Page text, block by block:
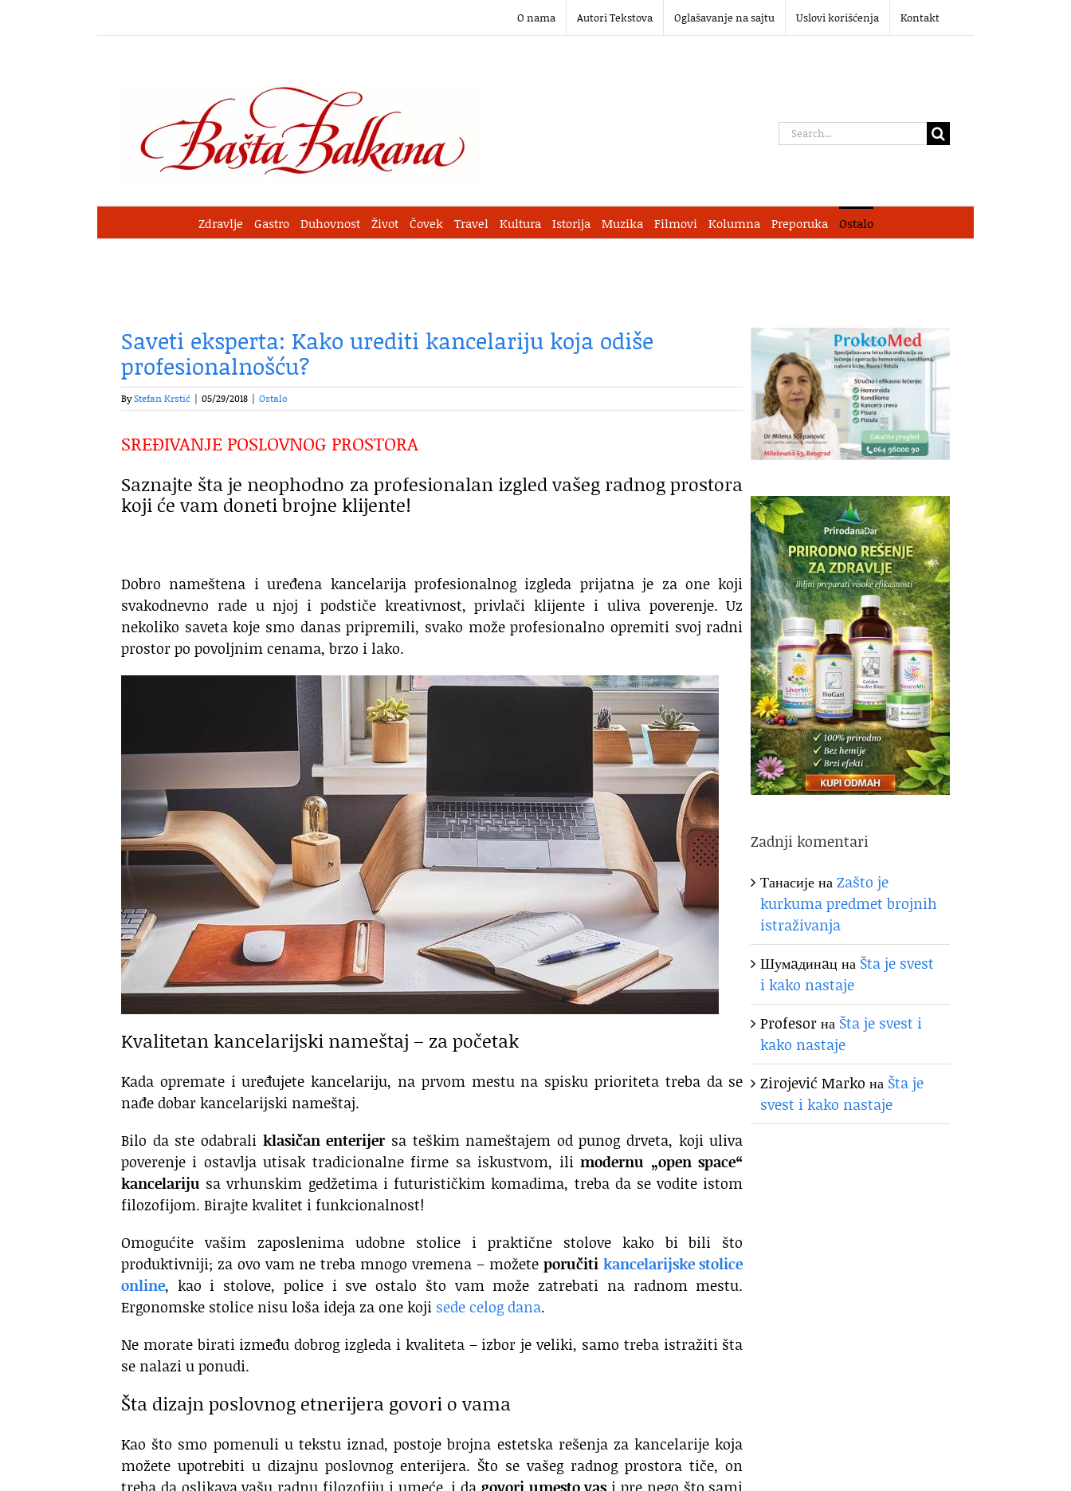
O nama Autori Tekstova Oglašavanje na sajtu Uslovi korišćenja Kontakt
Search
Zdravlje Gastro Duhovnost Život Čovek Travel Kultura Istorija Muzika Filmovi Kolumna Preporuka Ostalo
Saveti eksperta: Kako urediti kancelariju koja odiše
profesionalnošću?
ByStefan Krstić | 05/29/2018 | Ostalo
SREĐIVANJE POSLOVNOG PROSTORA
Saznajte šta je neophodno za profesionalan izgled vašeg radnog prostora
koji će vam doneti brojne klijente!
Dobro nameštena i uređena kancelarija profesionalnog izgleda prijatna je za one koji
svakodnevno rade u njoj i podstiče kreativnost, privlači klijente i uliva poverenje. Uz
nekoliko saveta koje smo danas pripremili, svako može profesionalno opremiti svoj radni
prostor po povoljnim cenama, brzo i lako.
Kvalitetan kancelarijski nameštaj – za početak
Kada opremate i uređujete kancelariju, na prvom mestu na spisku prioriteta treba da se
nađe dobar kancelarijski nameštaj.
Bilo da ste odabrali klasičan enterijer sa teškim nameštajem od punog drveta, koji uliva
poverenje i ostavlja utisak tradicionalne firme sa iskustvom, ilimodernu „open space“
kancelariju sa vrhunskim gedžetima i futurističkim komadima, treba da se vodite istom
filozofijom. Birajte kvalitet i funkcionalnost!
Omogućite vašim zaposlenima udobne stolice i praktične stolove kako bi bili što
produktivniji; za ovo vam ne treba mnogo vremena – možete poručiti kancelarijske stolice
online, kao i stolove, police i sve ostalo što vam može zatrebati na radnom mestu.
Ergonomske stolice nisu loša ideja za one koji sede celog dana.
Ne morate birati između dobrog izgleda i kvaliteta – izbor je veliki, samo treba istražiti šta
se nalazi u ponudi.
Šta dizajn poslovnog etnerijera govori o vama
Kao što smo pomenuli u tekstu iznad, postoje brojna estetska rešenja za kancelarije koja
možete upotrebiti u dizajnu poslovnog enterijera. Što se vašeg radnog prostora tiče, on
Zadnji komentari
ТанасијенаZašto je
kurkuma predmet brojnih
istraživanja
Шумaдинaцна Šta je svest
i kako nastaje
Profesorна Šta je svest i
kako nastaje
Zirojević Marko на Šta je
svest i kako nastaje